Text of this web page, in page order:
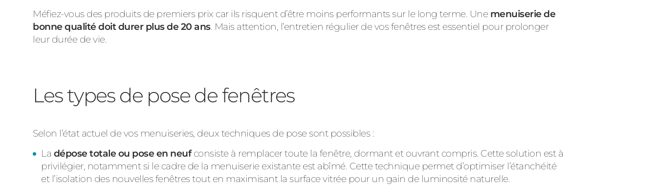
Méfiez-vous des produits de premiers prix car ils risquent d’être moins performants sur le long terme. Une menuiserie de
bonne qualité doit durer plus de 20 ans. Mais attention, l’entretien régulier de vos fenêtres est essentiel pour prolonger
leur durée de vie.
Les types de pose de fenêtres
Selon l’état actuel de vos menuiseries, deux techniques de pose sont possibles :
La dépose totale ou pose en neufconsiste à remplacer toute la fenêtre, dormant et ouvrant compris. Cette solution est à
privilégier, notamment si le cadre de la menuiserie existante est abîmé. Cette technique permet d’optimiser l’étanchéité
et l’isolation des nouvelles fenêtres tout en maximisant la surface vitrée pour un gain de luminosité naturelle.